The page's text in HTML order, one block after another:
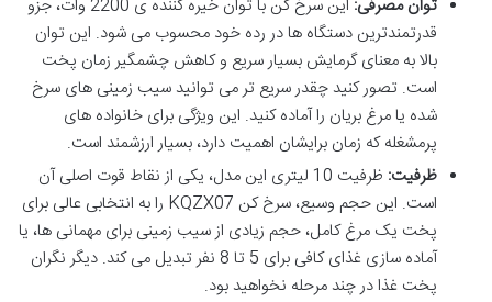
توان مصرفی:
این سرخ کن با توان خیره کننده ی 2200 وات، جزو
قدرتمندترین دستگاه ها در رده خود محسوب می شود. این توان
بالا به معنای گرمایش بسیار سریع و کاهش چشمگیر زمان پخت
است. تصور کنید چقدر سریع تر می توانید سیب زمینی های سرخ
شده یا مرغ بریان را آماده کنید. این ویژگی برای خانواده های
پرمشغله که زمان برایشان اهمیت دارد، بسیار ارزشمند است.
ظرفیت:
ظرفیت 10 لیتری این مدل، یکی از نقاط قوت اصلی آن
است. این حجم وسیع، سرخ کن KQZX07 را به انتخابی عالی برای
پخت یک مرغ کامل، حجم زیادی از سیب زمینی برای مهمانی ها، یا
آماده سازی غذای کافی برای 5 تا 8 نفر تبدیل می کند. دیگر نگران
پخت غذا در چند مرحله نخواهید بود.